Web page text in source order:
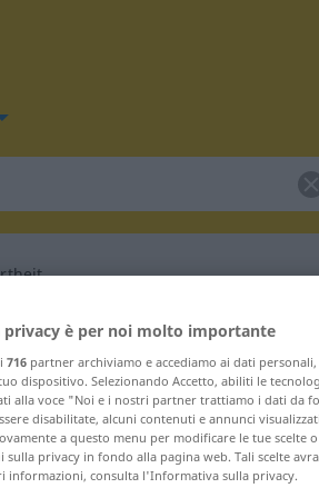
"Undiszipliniertheit"
privacy è per noi molto importante
716 partner archiviamo e accediamo ai dati
dispositivo. Selezionando Accetto, abiliti le
alla voce "Noi e i nostri partner trattiamo i dati da
disabilitate, alcuni contenuti e annunci
a questo menu per modificare le tue scelte
sulla privacy in fondo alla pagina web. Tali scelte
informazioni, consulta l'Informativa sulla privacy.